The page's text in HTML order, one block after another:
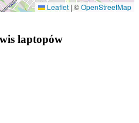
Leaflet | ©OpenStreetMap
laptopów